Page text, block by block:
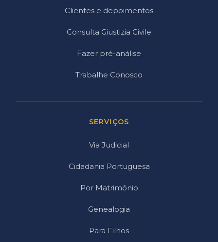
Clientes e depoimentos
Consulta Giustizia Civile
Fazer pré-análise
Trabalhe Conosco
SERVIÇOS
Via Judicial
Cidadania Portuguesa
Por Matrimônio
Genealogia
Para Filhos